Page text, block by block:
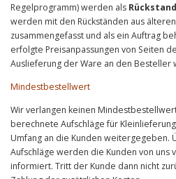
Regelprogramm) werden als Rückstand
werden mit den Rückständen aus
zusammengefasst und als ein Auftrag
erfolgte Preisanpassungen von Seiten
Auslieferung der Ware an den Besteller
Mindestbestellwert
Wir verlangen keinen
berechnete Aufschläge für
Umfang an die Kunden weitergegeben.
Aufschläge werden die Kunden von uns
informiert. Tritt der Kunde dann nicht